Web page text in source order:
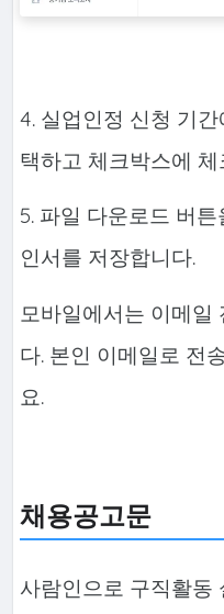
4. 실업인정 신청 기
택하고 체크박스에 체
5. 파일 다운로드 버
인서를 저장합니다.
모바일에서는 이메일
다. 본인 이메일로 전
요.
채용공고문
사람인으로 구직활동